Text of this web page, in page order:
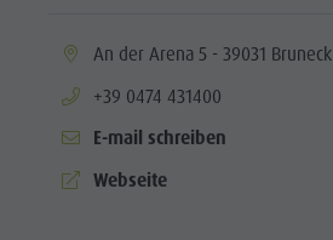
aria.location:
An der Arena 5 - 39031 Bruneck
aria.phone:
+39 0474 431400
E-mail schreiben
aria.website:
Webseite